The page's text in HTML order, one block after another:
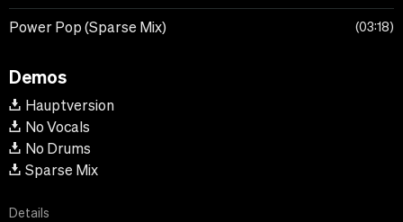
Power Pop (Sparse Mix) 03:18
Demos
Hauptversion
No Vocals
No Drums
Sparse Mix
Details